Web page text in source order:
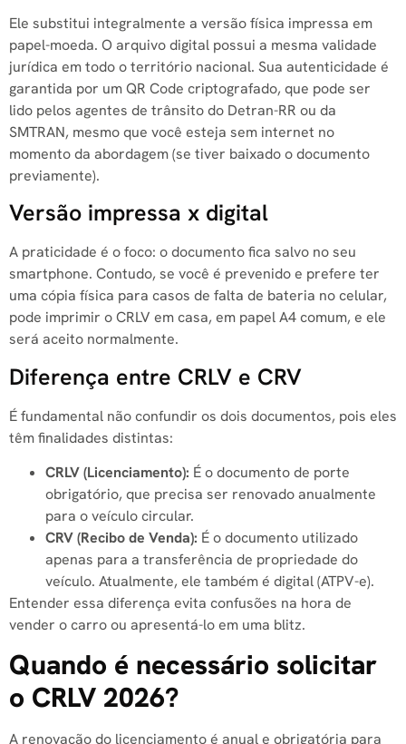
Ele substitui integralmente a versão física impressa em
papel-moeda. O arquivo digital possui a mesma validade
jurídica em todo o território nacional. Sua autenticidade é
garantida por um QR Code criptografado, que pode ser
lido pelos agentes de trânsito do Detran-RR ou da
SMTRAN, mesmo que você esteja sem internet no
momento da abordagem (se tiver baixado o documento
previamente).
Versão impressa x digital
A praticidade é o foco: o documento fica salvo no seu
smartphone. Contudo, se você é prevenido e prefere ter
uma cópia física para casos de falta de bateria no celular,
pode imprimir o CRLV em casa, em papel A4 comum, e ele
será aceito normalmente.
Diferença entre CRLV e CRV
É fundamental não confundir os dois documentos, pois eles
têm finalidades distintas:
CRLV (Licenciamento): É o documento de porte
obrigatório, que precisa ser renovado anualmente
para o veículo circular.
CRV (Recibo de Venda): É o documento utilizado
apenas para a transferência de propriedade do
veículo. Atualmente, ele também é digital (ATPV-e).
Entender essa diferença evita confusões na hora de
vender o carro ou apresentá-lo em uma blitz.
Quando é necessário solicitar
o CRLV 2026?
A renovação do licenciamento é anual e obrigatória para